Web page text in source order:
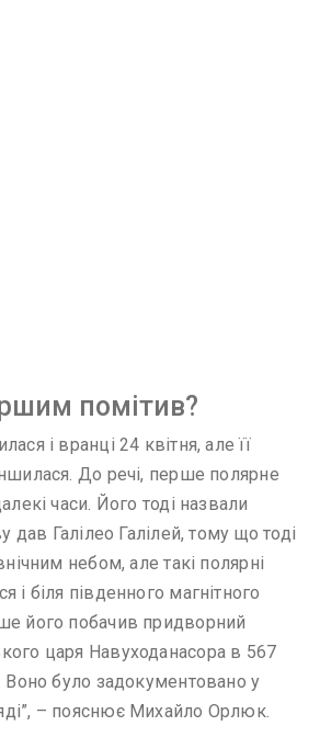
помітив?
і вранці 24 квітня, але її
До речі, перше полярне
часи. Його тоді назвали
дав Галілео Галілей, тому що тоді
небом, але такі полярні
і біля південного магнітного
його побачив придворний
царя Навуходанасора в 567
Воно було задокументовано у
– пояснює Михайло Орлюк.